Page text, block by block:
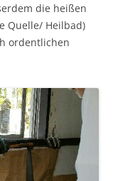
die heißen
Quelle/ Heilbad)
ordentlichen